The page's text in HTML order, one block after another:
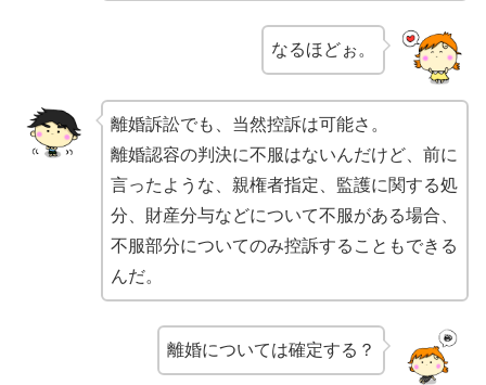
なるほどぉ。
離婚訴訟でも、当然控訴は可能さ。
離婚認容の判決に不服はないんだけど、前に
言ったような、親権者指定、監護に関する処
分、財産分与などについて不服がある場合、
不服部分についてのみ控訴することもできる
んだ。
離婚については確定する？